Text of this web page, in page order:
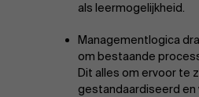
als leermogelijkheid.
Managementlogica
om bestaande
Dit alles om ervoor te
gestandaardiseerd en